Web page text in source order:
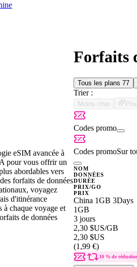
eSIM avancée à
pour vous offrir un
abordables vers
forfaits de données
voyagez
d'itinérance
à chaque voyage et
de données
Forfaits
Tous les plans 77
Trier :
Moins cher
Codes promo
Codes promoSur
NOM
DONNÉES
DURÉE
PRIX/GO
PRIX
China 1GB 3Days
1GB
3 jours
2,30 $US/GB
2,30 $US
(1,99 €)
10 % de